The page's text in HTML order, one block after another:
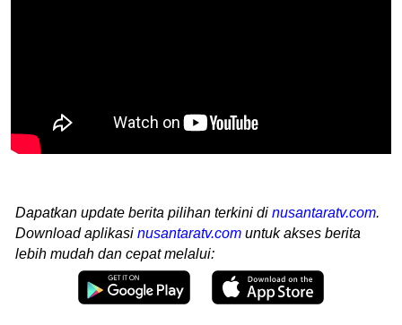
Dapatkan update berita pilihan terkini di nusantaratv.com.
Download aplikasi nusantaratv.com untuk akses berita
lebih mudah dan cepat melalui: